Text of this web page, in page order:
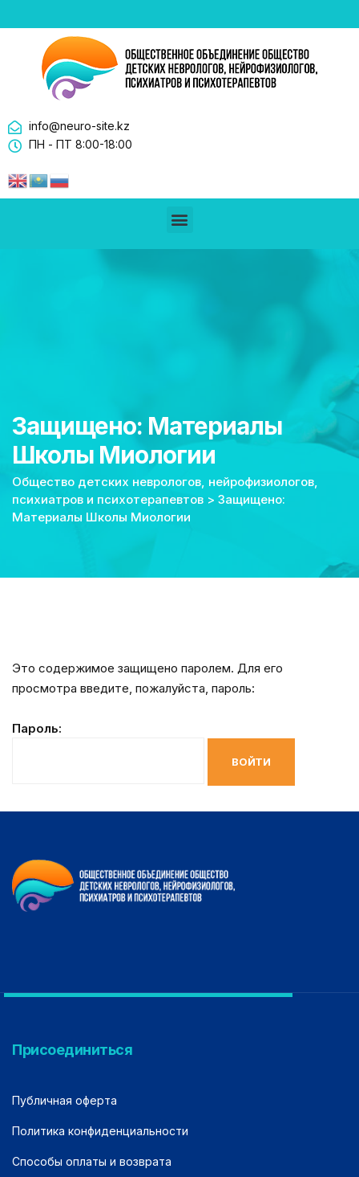
info@neuro-site.kz
ПН - ПТ 8:00-18:00
Защищено: Материалы
Школы Миологии
Общество детских неврологов, нейрофизиологов,
психиатров и психотерапевтов > Защищено:
Материалы Школы Миологии
Это содержимое защищено паролем. Для его
просмотра введите, пожалуйста, пароль:
Пароль:
Присоединиться
Публичная оферта
Политика конфиденциальности
Способы оплаты и возврата